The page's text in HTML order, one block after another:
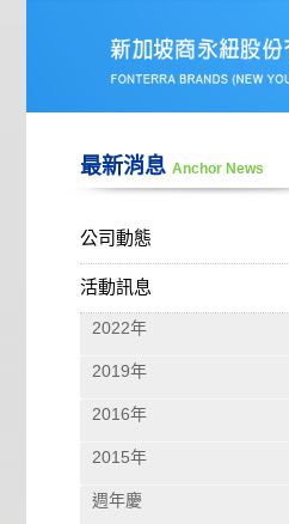
最新消息 Anchor News
公司動態
活動訊息
2022年
2019年
2016年
2015年
週年慶